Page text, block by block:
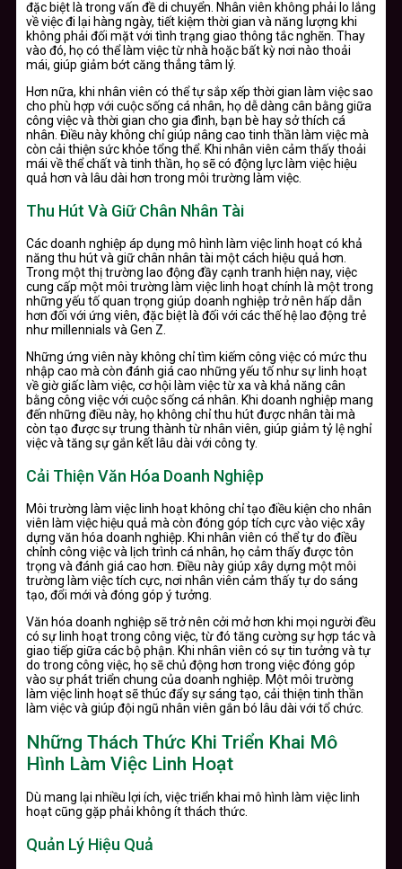
đặc biệt là trong vấn đề di chuyển. Nhân viên không phải lo lắng
về việc đi lại hàng ngày, tiết kiệm thời gian và năng lượng khi
không phải đối mặt với tình trạng giao thông tắc nghẽn. Thay
vào đó, họ có thể làm việc từ nhà hoặc bất kỳ nơi nào thoải
mái, giúp giảm bớt căng thẳng tâm lý.
Hơn nữa, khi nhân viên có thể tự sắp xếp thời gian làm việc sao
cho phù hợp với cuộc sống cá nhân, họ dễ dàng cân bằng giữa
công việc và thời gian cho gia đình, bạn bè hay sở thích cá
nhân. Điều này không chỉ giúp nâng cao tinh thần làm việc mà
còn cải thiện sức khỏe tổng thể. Khi nhân viên cảm thấy thoải
mái về thể chất và tinh thần, họ sẽ có động lực làm việc hiệu
quả hơn và lâu dài hơn trong môi trường làm việc.
Thu Hút Và Giữ Chân Nhân Tài
Các doanh nghiệp áp dụng mô hình làm việc linh hoạt có khả
năng thu hút và giữ chân nhân tài một cách hiệu quả hơn.
Trong một thị trường lao động đầy cạnh tranh hiện nay, việc
cung cấp một môi trường làm việc linh hoạt chính là một trong
những yếu tố quan trọng giúp doanh nghiệp trở nên hấp dẫn
hơn đối với ứng viên, đặc biệt là đối với các thế hệ lao động trẻ
như millennials và Gen Z.
Những ứng viên này không chỉ tìm kiếm công việc có mức thu
nhập cao mà còn đánh giá cao những yếu tố như sự linh hoạt
về giờ giấc làm việc, cơ hội làm việc từ xa và khả năng cân
bằng công việc với cuộc sống cá nhân. Khi doanh nghiệp mang
đến những điều này, họ không chỉ thu hút được nhân tài mà
còn tạo được sự trung thành từ nhân viên, giúp giảm tỷ lệ nghỉ
việc và tăng sự gắn kết lâu dài với công ty.
Cải Thiện Văn Hóa Doanh Nghiệp
Môi trường làm việc linh hoạt không chỉ tạo điều kiện cho nhân
viên làm việc hiệu quả mà còn đóng góp tích cực vào việc xây
dựng văn hóa doanh nghiệp. Khi nhân viên có thể tự do điều
chỉnh công việc và lịch trình cá nhân, họ cảm thấy được tôn
trọng và đánh giá cao hơn. Điều này giúp xây dựng một môi
trường làm việc tích cực, nơi nhân viên cảm thấy tự do sáng
tạo, đổi mới và đóng góp ý tưởng.
Văn hóa doanh nghiệp sẽ trở nên cởi mở hơn khi mọi người đều
có sự linh hoạt trong công việc, từ đó tăng cường sự hợp tác và
giao tiếp giữa các bộ phận. Khi nhân viên có sự tin tưởng và tự
do trong công việc, họ sẽ chủ động hơn trong việc đóng góp
vào sự phát triển chung của doanh nghiệp. Một môi trường
làm việc linh hoạt sẽ thúc đẩy sự sáng tạo, cải thiện tinh thần
làm việc và giúp đội ngũ nhân viên gắn bó lâu dài với tổ chức.
Những Thách Thức Khi Triển Khai Mô
Hình Làm Việc Linh Hoạt
Dù mang lại nhiều lợi ích, việc triển khai mô hình làm việc linh
hoạt cũng gặp phải không ít thách thức.
Quản Lý Hiệu Quả